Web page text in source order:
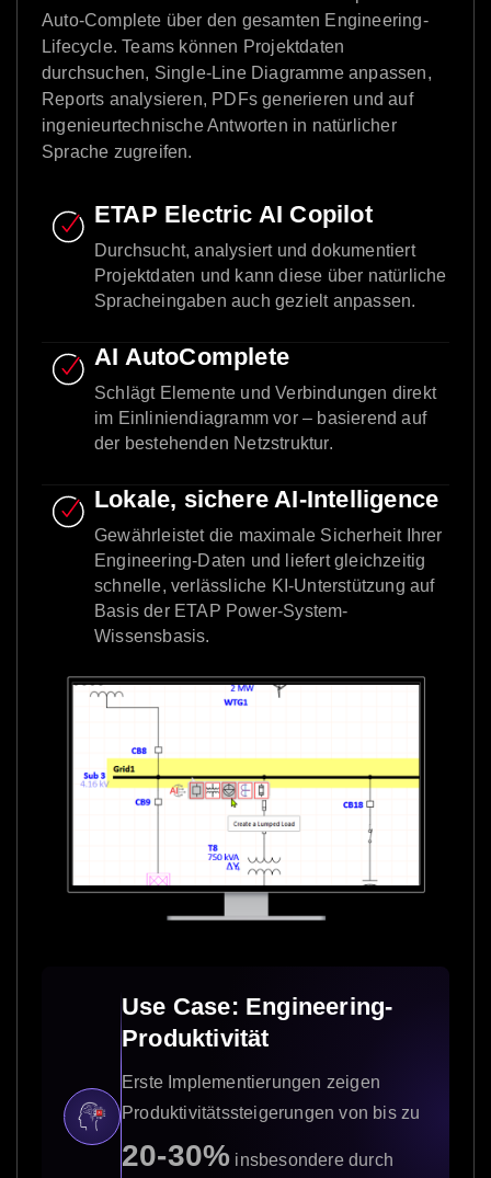
Use Case: Engineering-
Produktivität
Erste Implementierungen zeigen
Produktivitätssteigerungen von bis zu
20-30% insbesondere durch
Auto-Complete über den gesamten Engineering-
Lifecycle. Teams können Projektdaten
durchsuchen, Single-Line Diagramme anpassen,
Reports analysieren, PDFs generieren und auf
ingenieurtechnische Antworten in natürlicher
Sprache zugreifen.
ETAP Electric AI Copilot
Durchsucht, analysiert und dokumentiert
Projektdaten und kann diese über natürliche
Spracheingaben auch gezielt anpassen.
AI AutoComplete
Schlägt Elemente und Verbindungen direkt
im Einliniendiagramm vor – basierend auf
der bestehenden Netzstruktur.
Lokale, sichere AI-Intelligence
Gewährleistet die maximale Sicherheit Ihrer
Engineering-Daten und liefert gleichzeitig
schnelle, verlässliche KI-Unterstützung auf
Basis der ETAP Power-System-
Wissensbasis.